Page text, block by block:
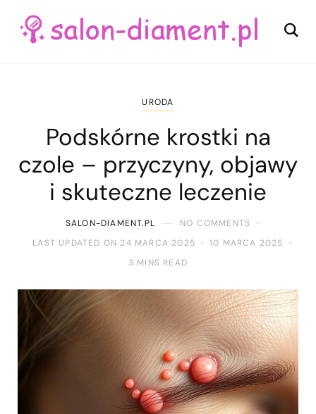
URODA
Podskórne krostki na
czole – przyczyny, objawy
i skuteczne leczenie
SALON-DIAMENT.PL
NO COMMENTS
LAST UPDATED ON 24 MARCA 2025
10 MARCA 2025
3 MINS READ